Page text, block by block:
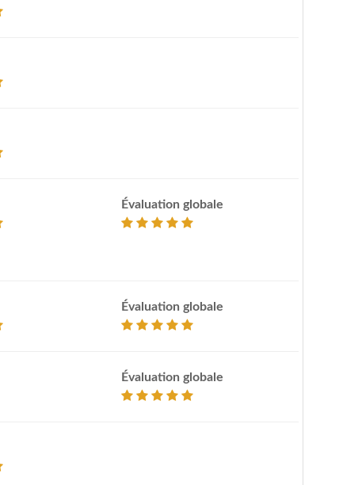
Évaluation globale
Évaluation globale
Évaluation globale